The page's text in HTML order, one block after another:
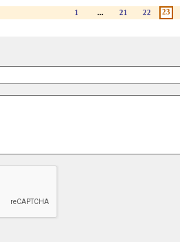
1 ... 21 22 23